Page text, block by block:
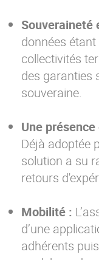
Souveraineté
données
collectivités
des garanties
souveraine.
Une
Déjà adoptée
solution a su
retours
Mobilité :
d’une
adhérents